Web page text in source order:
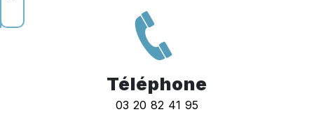
Téléphone
03 20 82 41 95